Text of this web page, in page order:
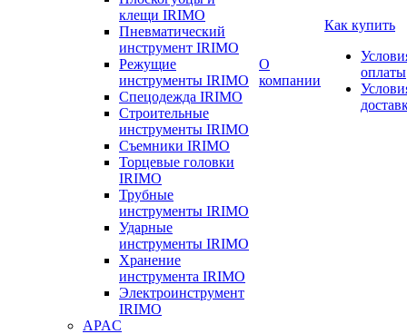
клещи IRIMO
Пневматический
инструмент IRIMO
Режущие
инструменты IRIMO
Спецодежда IRIMO
Строительные
инструменты IRIMO
Съемники IRIMO
Торцевые головки
IRIMO
Трубные
инструменты IRIMO
Ударные
инструменты IRIMO
Хранение
инструмента IRIMO
Электроинструмент
IRIMO
APAC
О
компании
Как купить
оплаты